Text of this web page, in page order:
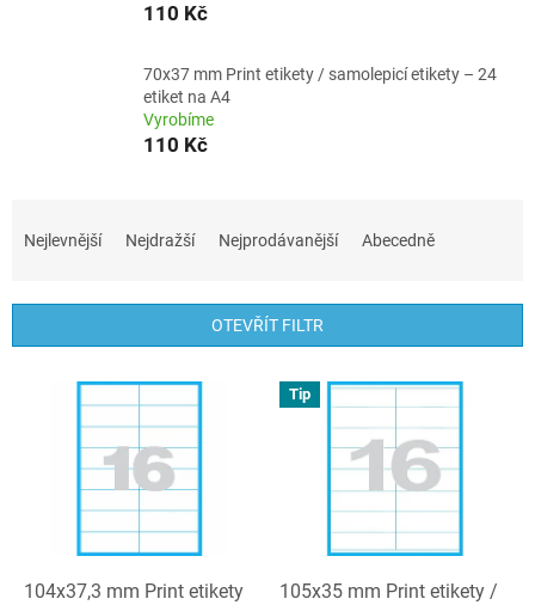
110 Kč
70x37 mm Print etikety / samolepicí etikety – 24
etiket na A4
Vyrobíme
110 Kč
í
Nejlevnější Nejdražší Nejprodávanější Abecedně
OTEVŘÍT FILTR
104x37,3 mm Print etikety
Tip
105x35 mm Print etikety /